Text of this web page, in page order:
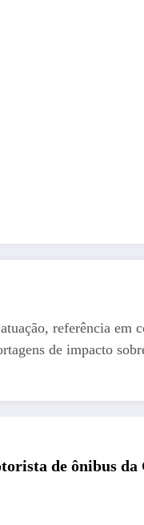
referência em
de impacto
de ônibus